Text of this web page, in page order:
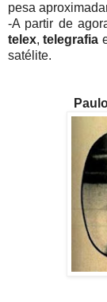
pesa
-A partir de
telex, telegrafia
satélite.